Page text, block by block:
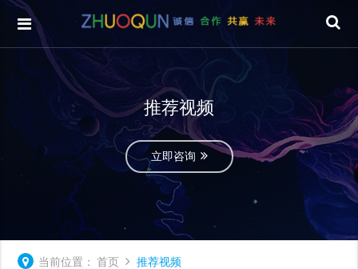
推荐视频
立即咨询
当前位置： 首页 推荐视频